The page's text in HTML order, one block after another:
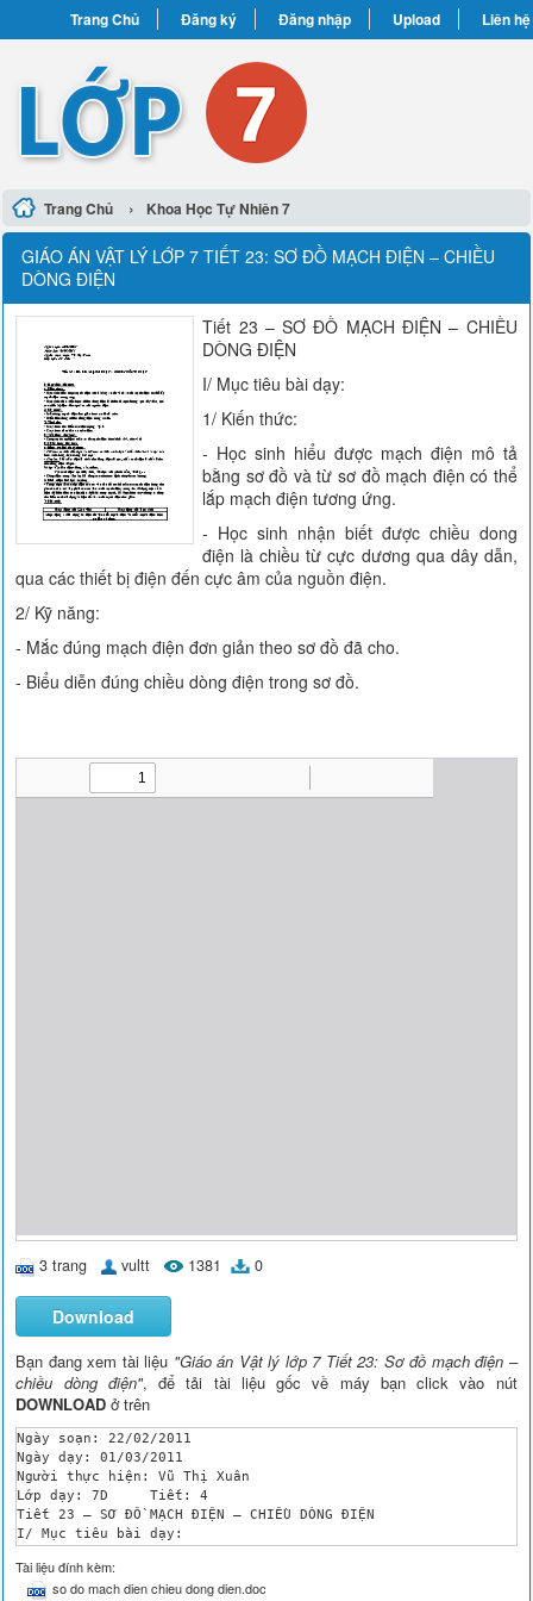
Trang Chủ Đăng ký Đăng nhập Upload Liên hệ
Trang Chủ › Khoa Học Tự Nhiên 7
GIÁO ÁN VẬT LÝ LỚP 7 TIẾT 23: SƠ ĐỒ MẠCH ĐIỆN – CHIỀU
DÒNG ĐIỆN
Tiết 23 – SƠ ĐỒ MẠCH ĐIỆN – CHIỀU
DÒNG ĐIỆN
I/ Mục tiêu bài dạy:
1/ Kiến thức:
- Học sinh hiểu được mạch điện mô tả
bằng sơ đồ và từ sơ đồ mạch điện có thể
lắp mạch điện tương ứng.
- Học sinh nhận biết được chiều dong
điện là chiều từ cực dương qua dây dẫn,
qua các thiết bị điện đến cực âm của nguồn điện.
2/ Kỹ năng:
- Mắc đúng mạch điện đơn giản theo sơ đồ đã cho.
- Biểu diễn đúng chiều dòng điện trong sơ đồ.
3 trang vultt 1381 0
Download
Bạn đang xem tài liệu "Giáo án Vật lý lớp 7 Tiết 23: Sơ đồ mạch điện –
chiều dòng điện", để tải tài liệu gốc về máy bạn click vào nút
DOWNLOAD ở trên
Ngày soạn: 22/02/2011
Ngày dạy: 01/03/2011
Người thực hiện: Vũ Thị Xuân
Lớp dạy: 7D	Tiết: 4
Tiết 23 – SƠ ĐỒ MẠCH ĐIỆN – CHIỀU DÒNG ĐIỆN
I/ Mục tiêu bài dạy:
1/ Kiến thức:
- Học sinh hiểu được mạch điện mô tả bằng sơ đồ và từ sơ đồ
- Học sinh nhận biết được chiều dong điện là chiều từ cực
Tài liệu đính kèm:
so do mach dien chieu dong dien.doc